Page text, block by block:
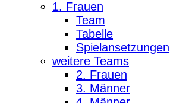
1. Frauen
Team
Tabelle
Spielansetzungen
weitere Teams
2. Frauen
3. Männer